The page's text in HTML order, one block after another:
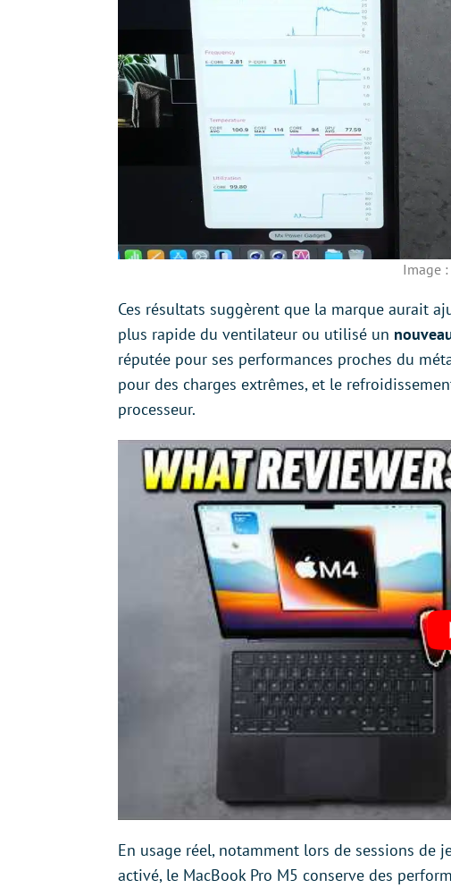
Image :
Ces résultats suggèrent que la marque aurait
plus rapide du ventilateur ou utilisé un
réputée pour ses performances proches du
pour des charges extrêmes, et le
processeur.
En usage réel, notamment lors de sessions de
activé, le MacBook Pro M5 conserve des